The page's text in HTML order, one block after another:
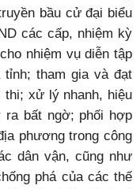
bầu cử đại biểu
các cấp, nhiệm kỳ
nhiệm vụ diễn tập
tỉnh; tham gia và đạt
thi; xử lý nhanh, hiệu
ra bất ngờ; phối hợp
phương trong công
dân vận, cũng như
phá của các thế